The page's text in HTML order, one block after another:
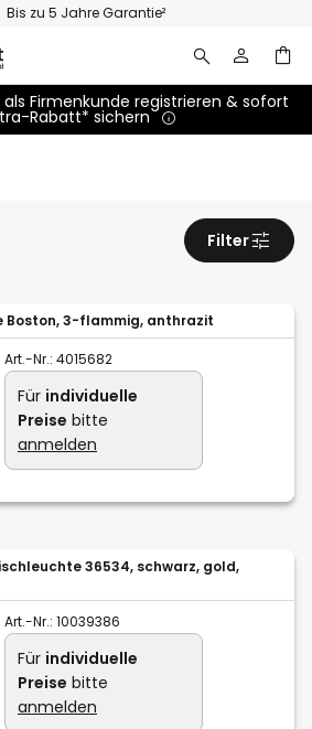
Bis zu 5 Jahre Garantie²
Firmenkunde registrieren & sofort
Rabatt* sichern
Boston, 3-flammig, anthrazit
Art.-Nr.: 4015682
Für individuelle
Preise bitte
anmelden
36534, schwarz, gold,
Art.-Nr.: 10039386
Für individuelle
Preise bitte
anmelden
Filter